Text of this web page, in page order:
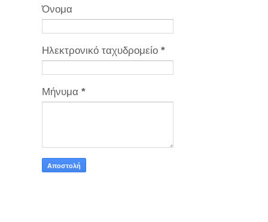
Όνομα
Ηλεκτρονικό ταχυδρομείο *
Μήνυμα *